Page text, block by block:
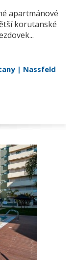
apartmánové
korutanské
| Nassfeld